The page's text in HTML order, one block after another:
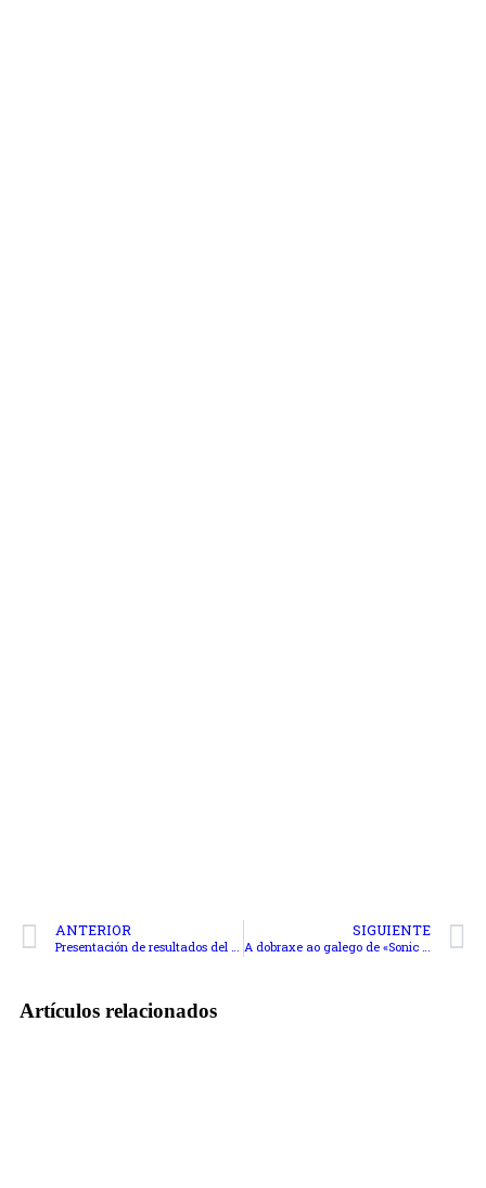
ANTERIOR
Presentación de resultados del proyecto de investigación «Mujeres y migraciones en la industria del videojuego»
SIGUIENTE
A dobraxe ao galego de «Sonic Prime» e a situación da dobraxe en Galicia
Artículos relacionados